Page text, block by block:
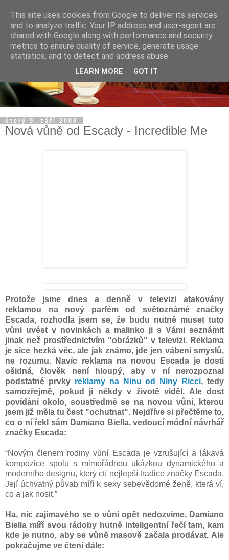
úterý 9. září 2008
Nová vůně od Escady - Incredible Me
Protože jsme dnes a denně v televizi atakovány
reklamou na nový parfém od světoznámé značky
Escada, rozhodla jsem se, že budu nutně muset tuto
vůni uvést v novinkách a malinko ji s Vámi seznámit
jinak než prostřednictvím "obrázků" v televizi. Reklama
je sice hezká věc, ale jak známo, jde jen vábení smyslů,
ne rozumu. Navíc reklama na novou Escada je dosti
ošidná, člověk není hloupý, aby v ní nerozpoznal
podstatné prvky reklamy na Ninu od Niny Ricci, tedy
samozřejmě, pokud ji někdy v životě viděl. Ale dost
povídání okolo, soustředmě se na novou vůni, kterou
jsem již měla tu čest "ochutnat". Nejdříve si přečtěme to,
co o ní řekl sám Damiano Biella, vedoucí módní návrhář
značky Escada:
“Novým členem rodiny vůní Escada je vzrušující a lákavá
kompozice spolu s mimořádnou ukázkou dynamického a
moderního designu, který ctí nejlepší tradice značky Escada.
Její úchvatný půvab míří k sexy sebevědomé ženě, která ví,
co a jak nosit.”
Ha, nic zajímavého se o vůni opět nedozvíme, Damiano
Biella míří svou rádoby hutně inteligentní řečí tam, kam
kde je nutno, aby se vůně masově začala prodávat. Ale
pokračujme ve čtení dále:
This site uses cookies from Google to deliver its services
and to analyze traffic. Your IP address and user-agent are
shared with Google along with performance and security
metrics to ensure quality of service, generate usage
statistics, and to detect and address abuse.
LEARN MORE GOT IT